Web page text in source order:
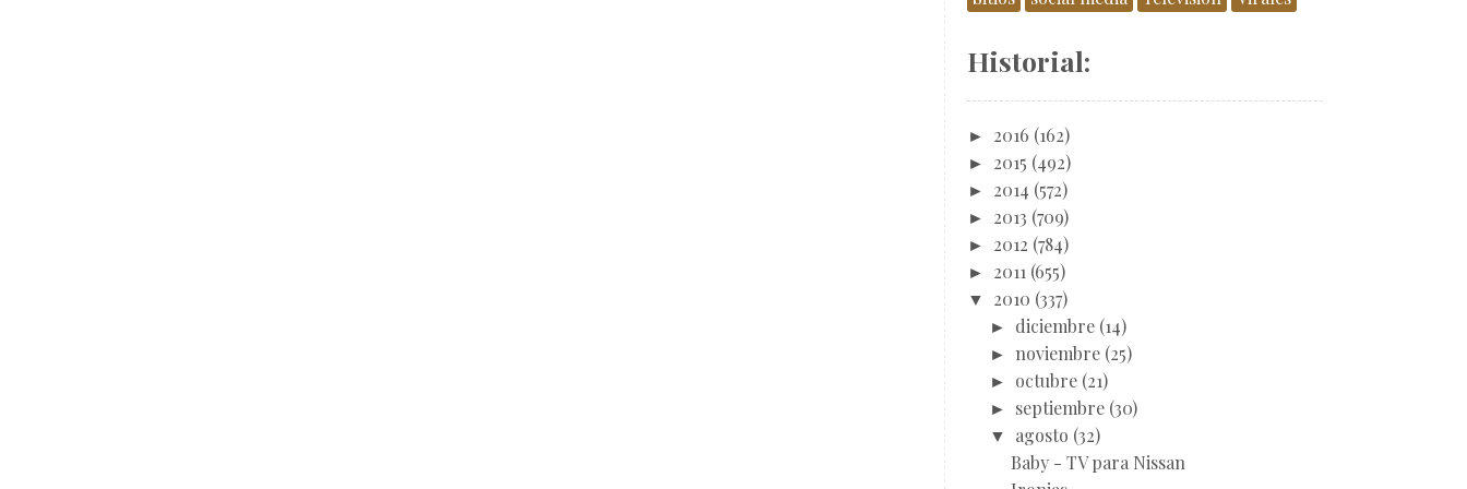
Historial:
► 2016 (162)
► 2015 (492)
► 2014 (572)
► 2013 (709)
► 2012 (784)
► 2011 (655)
▼ 2010 (337)
► diciembre (14)
► noviembre (25)
► octubre (21)
► septiembre (30)
▼ agosto (32)
Baby - TV para Nissan